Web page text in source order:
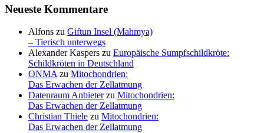
Neueste Kommentare
Alfons zu Giftun Insel (Mahmya)
– Tierisch unterwegs
Alexander Kaspers zu Europäische Sumpfschildkröte:
Schildkröten in Deutschland
ONMA zu Mitochondrien:
Das Erwachen der Zellatmung
Datenraum Anbieterzu Mitochondrien:
Das Erwachen der Zellatmung
Christian Thiele zu Mitochondrien:
Das Erwachen der Zellatmung